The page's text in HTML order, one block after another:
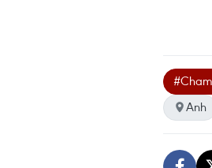
Anh